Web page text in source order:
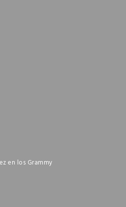
en los Grammy